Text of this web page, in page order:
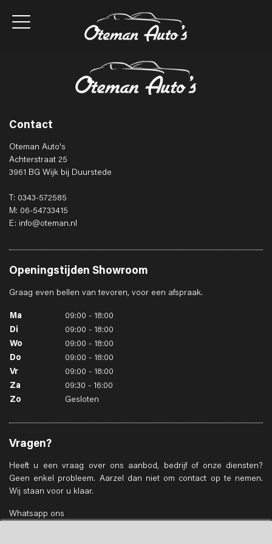
Contact
Oteman Auto's
Achterstraat 25
3961 BG Wijk bij Duurstede
T: 0343-572585
M: 06-54733415
E: info@oteman.nl
Openingstijden Showroom
Graag even bellen van tevoren, voor een afspraak.
Ma
09:00 - 18:00
Di
09:00 - 18:00
Wo
09:00 - 18:00
Do
09:00 - 18:00
Vr
09:00 - 18:00
Za
09:30 - 16:00
Zo
Gesloten
Vragen?
Heeft u een vraag over ons aanbod, bedrijf of onze diensten?
Geen enkel probleem. Aarzel dan niet om contact op te nemen.
Wij staan voor u klaar.
Whatsapp ons